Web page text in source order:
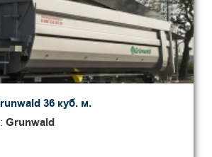
36 куб. м.
Grunwald